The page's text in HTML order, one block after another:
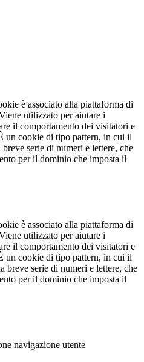
è associato alla piattaforma di
utilizzato per aiutare i
il comportamento dei visitatori e
un cookie di tipo pattern, in cui il
serie di numeri e lettere, che
per il dominio che imposta il
è associato alla piattaforma di
utilizzato per aiutare i
il comportamento dei visitatori e
un cookie di tipo pattern, in cui il
breve serie di numeri e lettere, che
per il dominio che imposta il
navigazione utente